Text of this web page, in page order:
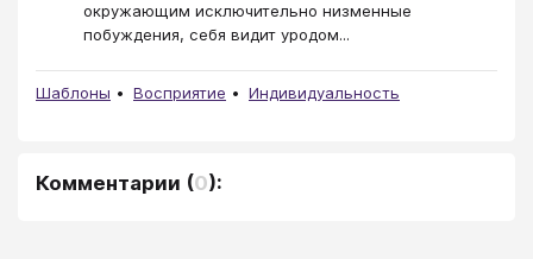
окружающим исключительно низменные
побуждения, себя видит уродом...
Шаблоны Восприятие Индивидуальность
Комментарии (0):